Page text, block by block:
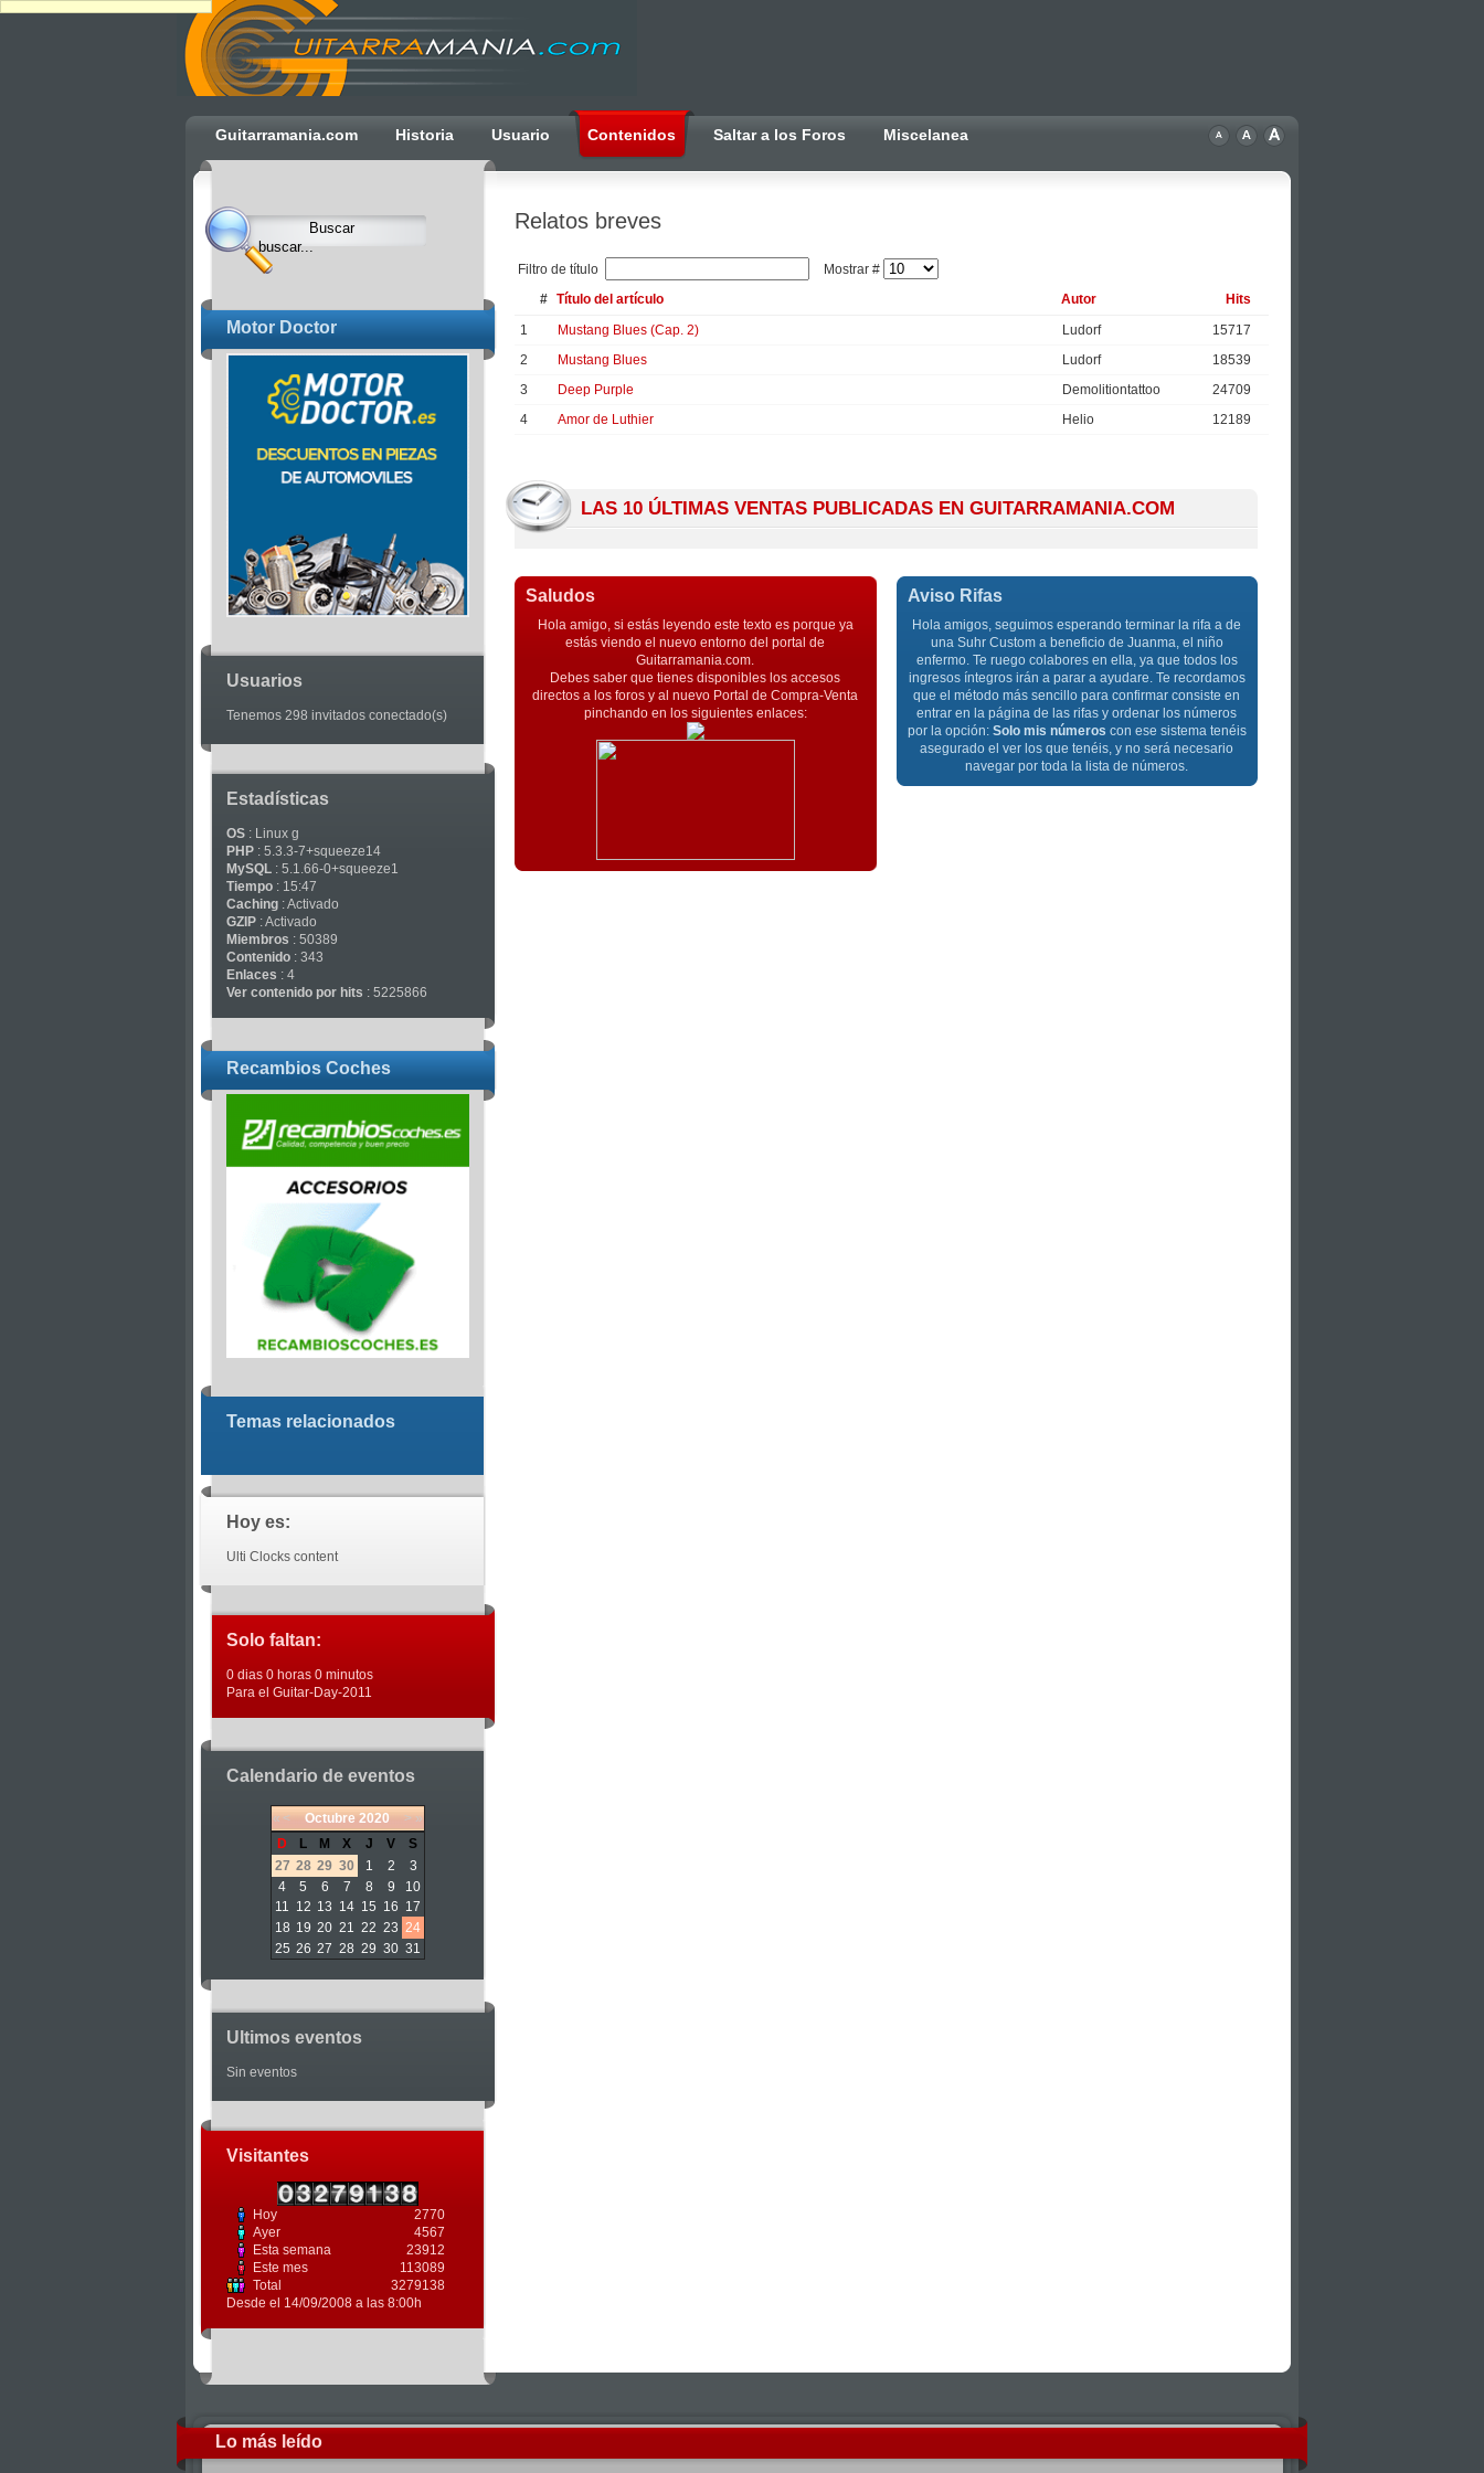
Guitarramania.com Historia Usuario Contenidos Saltar a los Foros Miscelanea
Motor Doctor
Usuarios
Tenemos 298 invitados conectado(s)
Estadísticas
OS : Linux g
PHP : 5.3.3-7+squeeze14
MySQL : 5.1.66-0+squeeze1
Tiempo : 15:47
Caching : Activado
GZIP : Activado
Miembros : 50389
Contenido : 343
Enlaces : 4
Ver contenido por hits : 5225866
Recambios Coches
Temas relacionados
Hoy es:
Ulti
Clocks,
an
Ulti
Joomla
product
Joomla
Extensions
Joomla
Templates
Ulti Clocks content
Solo faltan:
0 dias 0 horas 0 minutos
Para el Guitar-Day-2011
Calendario de eventos
« < Octubre 2020 > »
D
L M X J V
S
27 28 29 30 1 2
3
4
5 6 7 8 9
10
11 12 13 14 15 16 17
18 19 20 21 22 23 24
25 26 27 28 29 30 31
Ultimos eventos
Sin eventos
Visitantes
Hoy
2770
Ayer
4567
Esta semana
23912
Este mes
113089
Total
3279138
Desde el 14/09/2008 a las 8:00h
Relatos breves
Filtro de título
Mostrar #
# Título del artículo Autor
Hits
1
Mustang Blues (Cap. 2) Ludorf
15717
2
Mustang Blues Ludorf
18539
3
Deep Purple Demolitiontattoo
24709
4
Amor de Luthier Helio 12189
LAS 10 ÚLTIMAS VENTAS PUBLICADAS EN GUITARRAMANIA.COM
Saludos
Hola amigo, si estás leyendo este texto es porque ya
estás viendo el nuevo entorno del portal de
Guitarramania.com.
Debes saber que tienes disponibles los accesos
directos a los foros y al nuevo Portal de Compra-Venta
pinchando en los siguientes enlaces:
Aviso Rifas
Hola amigos, seguimos esperando terminar la rifa a de
una Suhr Custom a beneficio de Juanma, el niño
enfermo. Te ruego colabores en ella, ya que todos los
ingresos íntegros irán a parar a ayudare. Te recordamos
que el método más sencillo para confirmar consiste en
entrar en la página de las rifas y ordenar los números
por la opción: Solo mis números con ese sistema tenéis
asegurado el ver los que tenéis, y no será necesario
navegar por toda la lista de números.
Lo más leído